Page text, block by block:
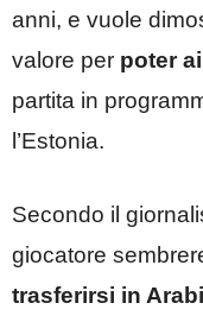
anni, e vuole
valore per poter
partita in
l’Estonia.
Secondo il
giocatore
trasferirsi in